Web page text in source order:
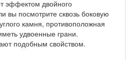
эффектом двойного
вы посмотрите сквозь боковую
камня, противоположная
удвоенные грани.
подобным свойством.